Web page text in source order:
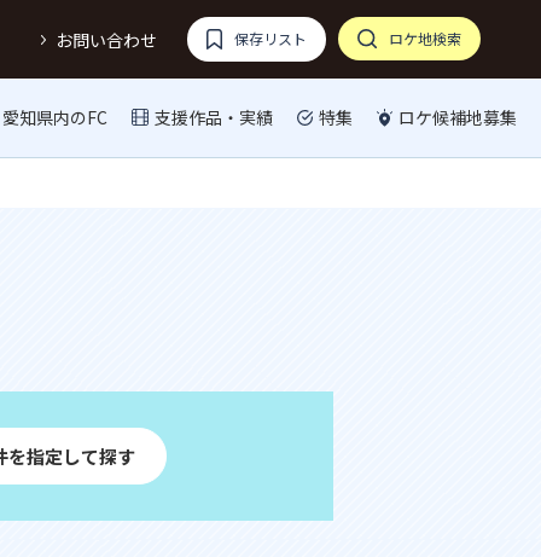
お問い合わせ 保存リスト ロケ地検索
愛知県内のFC 支援作品・実績 特集 ロケ候補地募集
を指定して探す